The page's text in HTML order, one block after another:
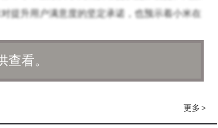
提升用户满意度的坚定承诺，也预示着小米在
看。
更多 >